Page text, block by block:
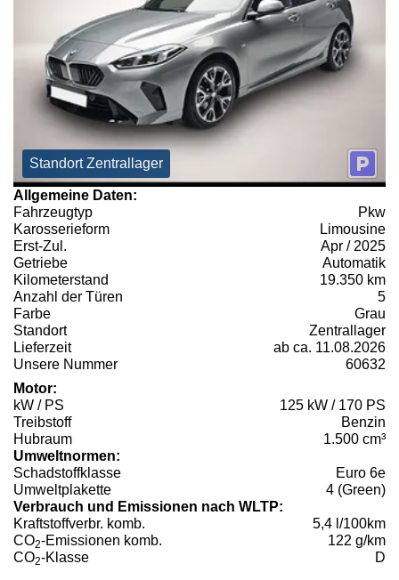
Standort Zentrallager
Allgemeine Daten:
Fahrzeugtyp
Pkw
Karosserieform
Limousine
Erst-Zul.
Apr / 2025
Getriebe
Automatik
Kilometerstand
19.350 km
Anzahl der Türen
5
Farbe
Grau
Standort
Zentrallager
Lieferzeit
ab ca. 11.08.2026
Unsere Nummer
60632
Motor:
kW / PS
125 kW / 170 PS
Treibstoff
Benzin
Hubraum
1.500 cm³
Umweltnormen:
Schadstoffklasse
Euro 6e
Umweltplakette
4 (Green)
Verbrauch und Emissionen nach WLTP:
Kraftstoffverbr. komb.
5,4 l/100km
CO2-Emissionen komb.
122 g/km
CO2-Klasse D